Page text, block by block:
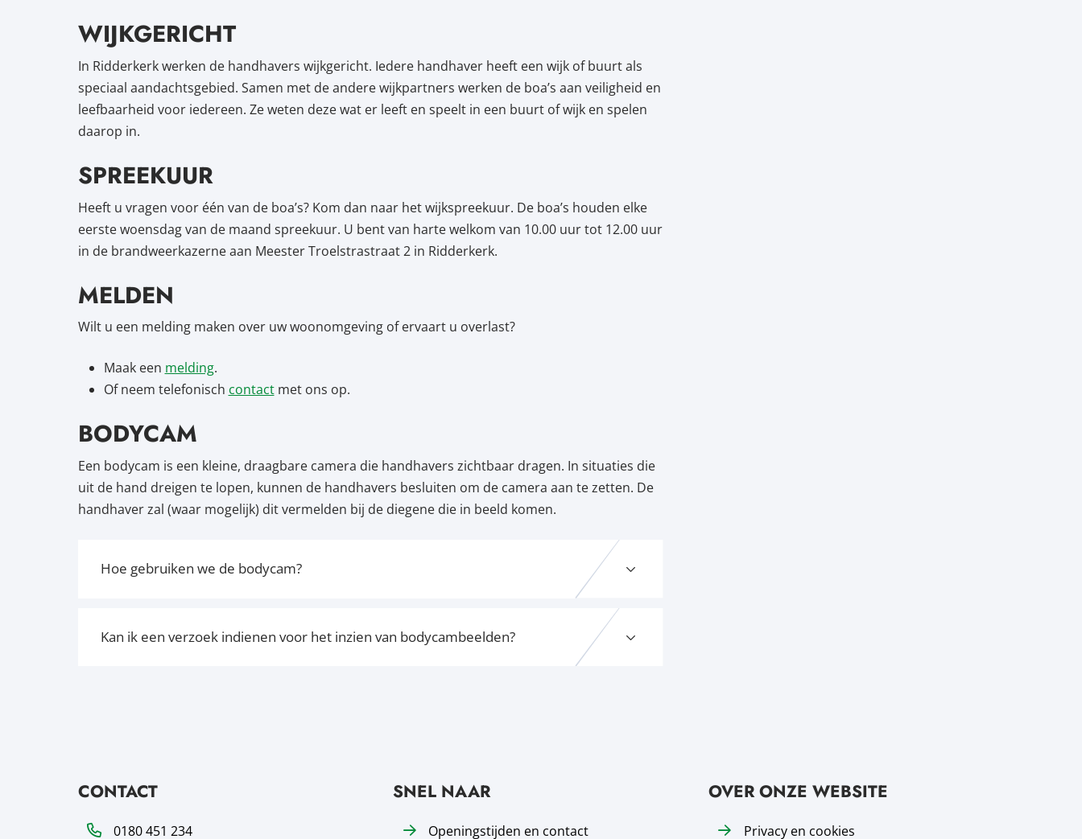
WIJKGERICHT
In Ridderkerk werken de handhavers wijkgericht. Iedere handhaver heeft een wijk of buurt als
speciaal aandachtsgebied. Samen met de andere wijkpartners werken de boa’s aan veiligheid en
leefbaarheid voor iedereen. Ze weten deze wat er leeft en speelt in een buurt of wijk en spelen
daarop in.
SPREEKUUR
Heeft u vragen voor één van de boa’s? Kom dan naar het wijkspreekuur. De boa’s houden elke
eerste woensdag van de maand spreekuur. U bent van harte welkom van 10.00 uur tot 12.00 uur
in de brandweerkazerne aan Meester Troelstrastraat 2 in Ridderkerk.
MELDEN
Wilt u een melding maken over uw woonomgeving of ervaart u overlast?
Maak een melding.
Of neem telefonisch contactmet ons op.
BODYCAM
Een bodycam is een kleine, draagbare camera die handhavers zichtbaar dragen. In situaties die
uit de hand dreigen te lopen, kunnen de handhavers besluiten om de camera aan te zetten. De
handhaver zal (waar mogelijk) dit vermelden bij de diegene die in beeld komen.
Hoe gebruiken we de bodycam?
Kan ik een verzoek indienen voor het inzien van bodycambeelden?
CONTACT
Telefoon0180 451 234
SNEL NAAR
Openingstijden en contact
OVER ONZE WEBSITE
Privacy en cookies